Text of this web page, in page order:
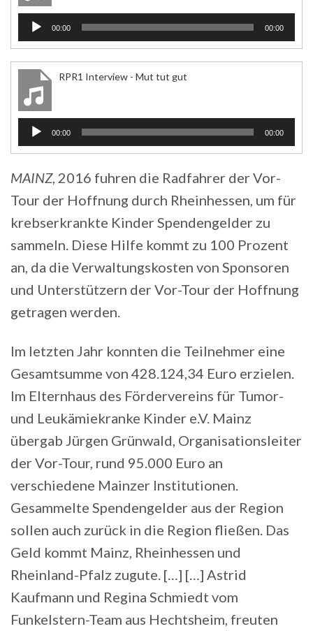
Audio-
Player
00:00 00:00
RPR1 Interview - Mut tut gut
Audio-
Player
00:00 00:00
MAINZ, 2016 fuhren die Radfahrer der Vor-
Tour der Hoffnung durch Rheinhessen, um für
krebserkrankte Kinder Spendengelder zu
sammeln. Diese Hilfe kommt zu 100 Prozent
an, da die Verwaltungskosten von Sponsoren
und Unterstützern der Vor-Tour der Hoffnung
getragen werden.
Im letzten Jahr konnten die Teilnehmer eine
Gesamtsumme von 428.124,34 Euro erzielen.
Im Elternhaus des Fördervereins für Tumor-
und Leukämiekranke Kinder e.V. Mainz
übergab Jürgen Grünwald, Organisationsleiter
der Vor-Tour, rund 95.000 Euro an
verschiedene Mainzer Institutionen.
Gesammelte Spendengelder aus der Region
sollen auch zurück in die Region fließen. Das
Geld kommt Mainz, Rheinhessen und
Rheinland-Pfalz zugute. […] […] Astrid
Kaufmann und Regina Schmiedt vom
Funkelstern-Team aus Hechtsheim, freuten